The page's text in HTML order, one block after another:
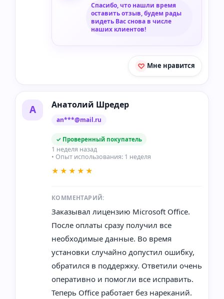
Спасибо, что нашли время
оставить отзыв, будем рады
видеть Вас снова в числе
наших клиентов!
Мне нравится
А Анатолий Шредер
an***@mail.ru
✓ Проверенный покупатель
1 неделя назад
• Опыт использования: 1 неделя
★★★★★
КОММЕНТАРИЙ:
Заказывал лицензию Microsoft Office.
После оплаты сразу получил все
необходимые данные. Во время
установки случайно допустил ошибку,
обратился в поддержку. Ответили очень
оперативно и помогли все исправить.
Теперь Office работает без нареканий.